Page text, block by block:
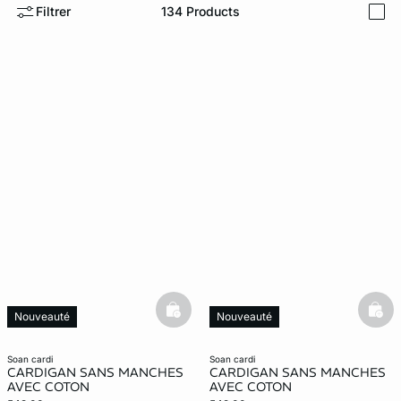
Filtrer 134 Products
soan cardi
CARDIGAN SANS MANCHES
AVEC COTON
Nouveauté basketfull
soan cardi
CARDIGAN SANS MANCHES
AVEC COTON
Nouveauté